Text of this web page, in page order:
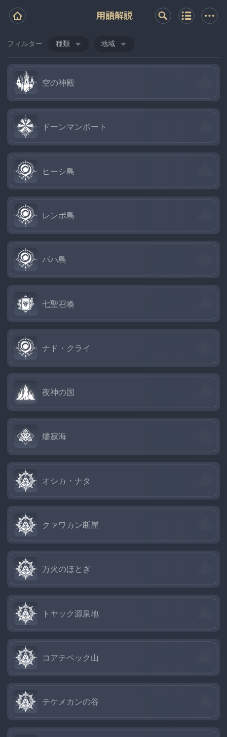
用語解説
フィルター 種類 地域
空の神殿
ドーンマンポート
ヒーシ島
レンポ島
パハ島
七聖召喚
ナド・クライ
夜神の国
燼寂海
オシカ・ナタ
クァワカン断崖
万火のほとぎ
トヤック源泉地
コアテペック山
テケメカンの谷